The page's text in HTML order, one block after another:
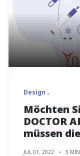
Design
Möchten
DOCTOR
müssen
JUL 01, 2022 5